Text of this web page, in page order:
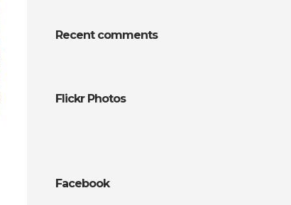
Recent comments
Flickr Photos
Facebook